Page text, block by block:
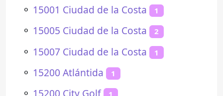
⚬ 15001 Ciudad de la Costa 1
⚬ 15005 Ciudad de la Costa 2
⚬ 15007 Ciudad de la Costa 1
⚬ 15200 Atlántida 1
⚬ 15200 City Golf 1